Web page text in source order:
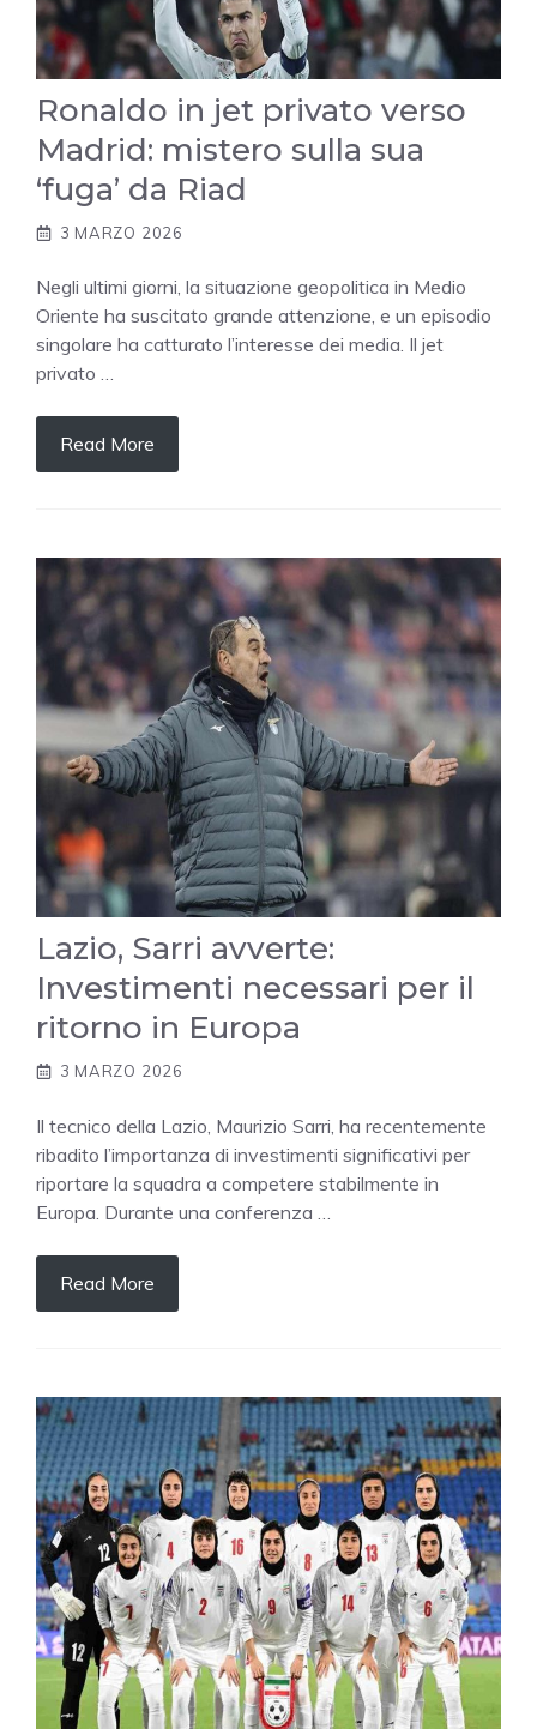
Ronaldo in jet privato verso
Madrid: mistero sulla sua
‘fuga’ da Riad
3 MARZO 2026
Negli ultimi giorni, la situazione geopolitica in Medio
Oriente ha suscitato grande attenzione, e un episodio
singolare ha catturato l’interesse dei media. Il jet
privato …
Read More
Lazio, Sarri avverte:
Investimenti necessari per il
ritorno in Europa
3 MARZO 2026
Il tecnico della Lazio, Maurizio Sarri, ha recentemente
ribadito l’importanza di investimenti significativi per
riportare la squadra a competere stabilmente in
Europa. Durante una conferenza …
Read More